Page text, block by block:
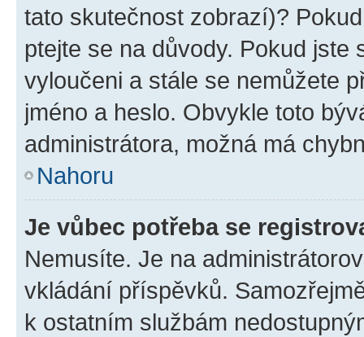
tato skutečnost zobrazí)?
ptejte se na důvody. Pokud jste
vyloučeni a stále se nemůžete
jméno a heslo. Obvykle toto
administrátora, možná má
Nahoru
Je vůbec potřeba se
Nemusíte. Je na
vkládání příspěvků.
k ostatním službám